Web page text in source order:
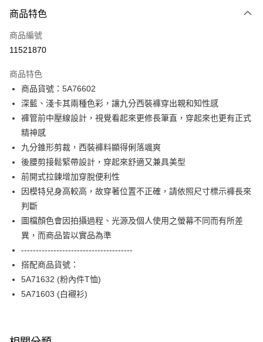
信用卡一次付款
信用卡分期付款
合作金庫商業銀行
華南商業銀行
上海商業儲蓄銀行
台北富邦商業銀行
國泰世華商業銀行
兆豐國際商業銀行
臺灣中小企業銀行
匯豐（台灣）商業銀行
華泰商業銀行
聯邦商業銀行
遠東國際商業銀行
元大商業銀行
永豐商業銀行
玉山商業銀行
台新國際商業銀行
中國信託商業銀行
台灣樂天信用卡公司
LINE Pay
Apple Pay
街口支付
AFTEE先享後付
相關說明
【關於「AFTEE先享後付」】
AFTEE先享後付是「在收到商品之後才付款」的支付方式。 讓您購物簡單
便利好安心！
１．簡單：不需註冊會員、不需綁卡、不需儲值。
２．便利：只要手機號碼，簡訊認證，即可結帳。
【「AFTEE先享後付」結帳流程】
１．於結帳方式選擇「AFTEE先享後付」後，將跳轉至「AFTEE先享後付」
結帳頁面，進行簡訊認證並確認金額後，即可完成結帳。
２．訂單成立數日內，您將收到繳費通知簡訊。
３．收到繳費通知簡訊後14天內，點擊此簡訊中的連結，可透過四大超商／
後付繳納相關費用。
付款後全家FamilyMart取貨
每筆NT$90，滿NT$3,600(含以上)免運費
付款後7-11取貨
每筆NT$90，滿NT$3,600(含以上)免運費
商品特色
商品編號
11521870
商品特色
商品貨號：5A76602
深藍、淺卡其兩種色彩，讓九分西裝褲穿出親和知性感
褲管前中壓線設計，視覺看起來更修長筆直，穿起來也更有正式
精神感
九分錐形剪裁，西裝褲料顯得俐落颯爽
後腰剪接鬆緊帶設計，穿起來舒適又兼具美型
前開式拉鍊增加穿脫便利性
因模特兒身高較高，故穿著位置不正確，請依照尺寸標示褲長來
判斷
圖檔顏色會因拍攝過程、光源及個人使用之螢幕不同而有所差
異，而商品皆以實品為準
--------------------------------------
搭配商品貨號：
5A71632 (粉內件T恤)
5A71603 (白襯衫)